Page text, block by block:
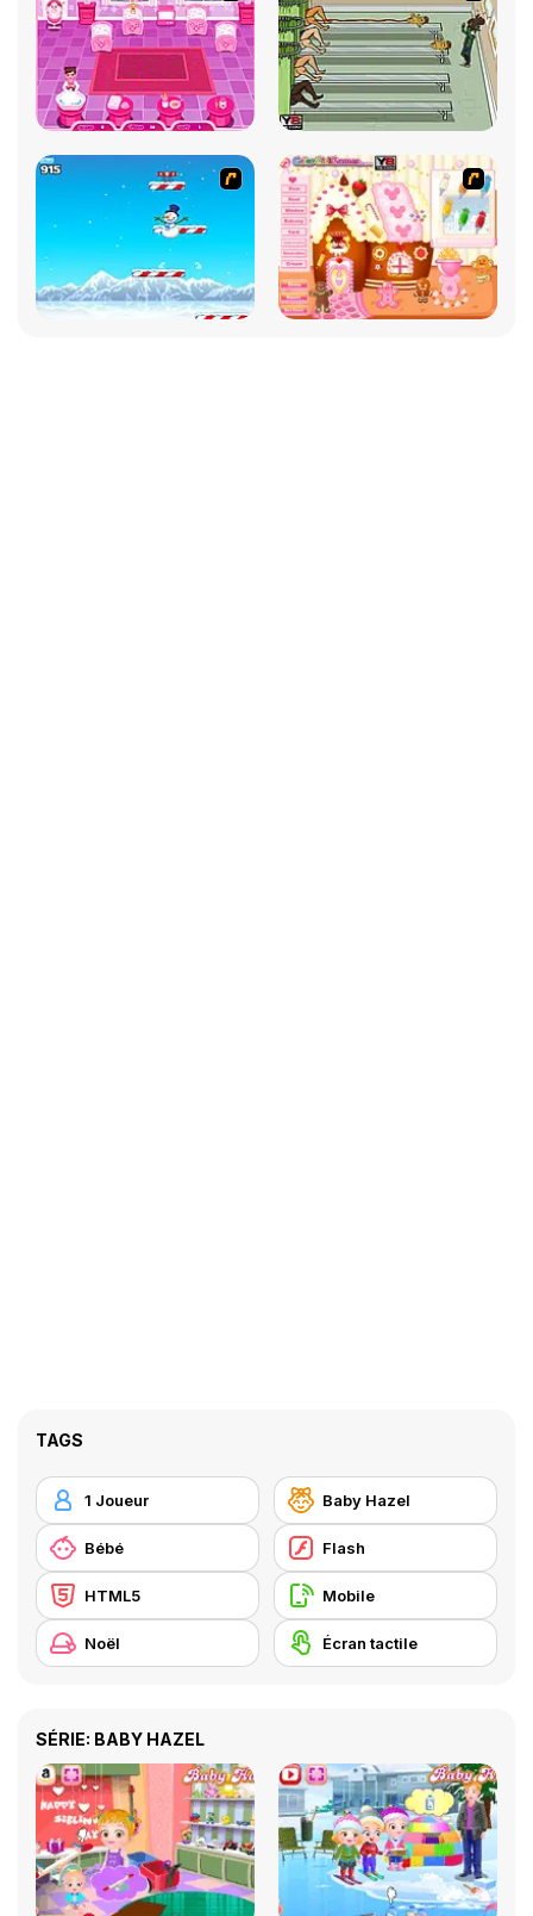
TAGS
1 Joueur Baby Hazel
Bébé Flash
HTML5 Mobile
Noël Écran tactile
SÉRIE: BABY HAZEL